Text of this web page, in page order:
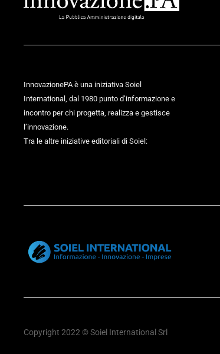
InnovazionePA è una iniziativa Soiel
International, dal 1980 punto d’informazione e
incontro per chi progetta, realizza e gestisce
l’innovazione.
Tra le altre iniziative editoriali di Soiel:
Copyright 2022 © Soiel International Srl